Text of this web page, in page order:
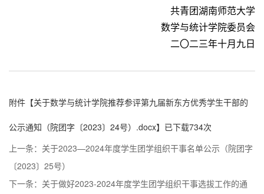
共青团湖南师范大学
数学与统计学院委员会
二〇二三年十月九日
附件【关于数学与统计学院推荐参评第九届新东方优秀学生干部的
公示通知（院团字〔2023〕24号）.docx】已下载734次
上一条： 关于2023—2024年度学生团学组织干事名单公示（院团字
〔2023〕25号）
下一条： 关于做好2023-2024年度学生团学组织干事选拔工作的通